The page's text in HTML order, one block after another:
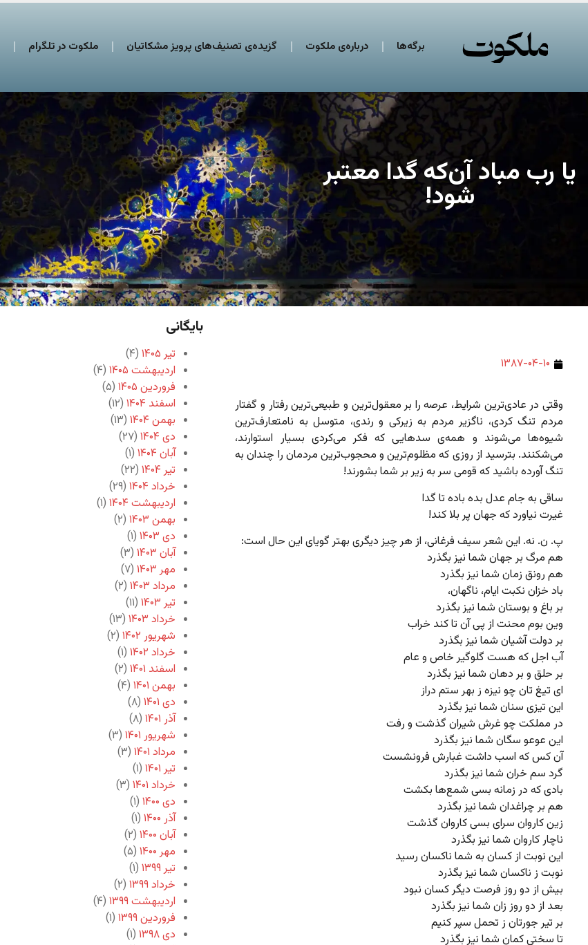
برگه‌ها درباره‌ی ملکوت گزیده‌ی تصنیف‌های پرویز مشکاتیان ملکوت در تلگرام
یا رب مباد آن‌که گدا معتبر
شود!
۱۳۸۷-۰۴-۱۰
وقتی در عادی‌ترین شرایط، عرصه را بر معقول‌ترین و طبیعی‌ترین رفتار و گفتار
مردم تنگ کردی، ناگزیر مردم به زیرکی و رندی، متوسل به نامتعارف‌ترین
شیوه‌ها می‌شوند و همه‌ی سدهایی که فکر می‌کردی بسیار استوارند،
می‌شکنند. بترسید از روزی که مظلوم‌ترین و محجوب‌ترین مردمان را چندان به
تنگ آورده باشید که قومی سر به زیر بر شما بشورند!
ساقی به جام عدل بده باده تا گدا
غیرت نیاورد که جهان پر بلا کند!
پ. ن. نه. این شعر سیف فرغانی، از هر چیز دیگری بهتر گویای این حال است:
هم مرگ بر جهان شما نیز بگذرد
هم رونق زمان شما نیز بگذرد
باد خزان نکبت ایام، ناگهان،
بر باغ و بوستان شما نیز بگذرد
وین بوم محنت از پی آن تا کند خراب
بر دولت آشیان شما نیز بگذرد
آب اجل که هست گلوگیر خاص و عام
بر حلق و بر دهان شما نیز بگذرد
ای تیغ تان چو نیزه ز بهر ستم دراز
این تیزی سنان شما نیز بگذرد
در مملکت چو غرش شیران گذشت و رفت
این عوعو سگان شما نیز بگذرد
آن کس که اسب داشت غبارش فرونشست
گرد سم خران شما نیز بگذرد
بادی که در زمانه بسی شمع‌ها بکشت
هم بر چراغدان شما نیز بگذرد
زین کاروان سرای بسی کاروان گذشت
ناچار کاروان شما نیز بگذرد
این نوبت از کسان به شما ناکسان رسید
نوبت ز ناکسان شما نیز بگذرد
بیش از دو روز فرصت دیگر کسان نبود
بعد از دو روز زان شما نیز بگذرد
بر تیر جورتان ز تحمل سپر کنیم
تا سختی کمان شما نیز بگذرد
بایگانی
تیر ۱۴۰۵
(۴)
اردیبهشت ۱۴۰۵
(۴)
فروردین ۱۴۰۵
(۵)
اسفند ۱۴۰۴
(۱۲)
بهمن ۱۴۰۴
(۱۳)
دی ۱۴۰۴
(۲۷)
آبان ۱۴۰۴
(۱)
تیر ۱۴۰۴
(۲۲)
خرداد ۱۴۰۴
(۲۹)
اردیبهشت ۱۴۰۴
(۱)
بهمن ۱۴۰۳
(۲)
دی ۱۴۰۳
(۱)
آبان ۱۴۰۳
(۳)
مهر ۱۴۰۳
(۷)
مرداد ۱۴۰۳
(۲)
تیر ۱۴۰۳
(۱۱)
خرداد ۱۴۰۳
(۱۳)
شهریور ۱۴۰۲
(۲)
خرداد ۱۴۰۲
(۱)
اسفند ۱۴۰۱
(۲)
بهمن ۱۴۰۱
(۴)
دی ۱۴۰۱
(۸)
آذر ۱۴۰۱
(۸)
شهریور ۱۴۰۱
(۳)
مرداد ۱۴۰۱
(۳)
تیر ۱۴۰۱
(۱)
خرداد ۱۴۰۱
(۳)
دی ۱۴۰۰
(۱)
آذر ۱۴۰۰
(۱)
آبان ۱۴۰۰
(۲)
مهر ۱۴۰۰
(۵)
تیر ۱۳۹۹
(۱)
خرداد ۱۳۹۹
(۲)
اردیبهشت ۱۳۹۹
(۴)
فروردین ۱۳۹۹
(۱)
دی ۱۳۹۸
(۱)